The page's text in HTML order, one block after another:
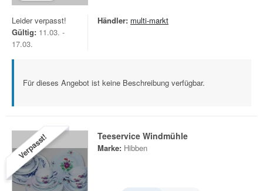
Leider verpasst!
Gültig: 11.03. -
17.03.
Händler: multi-markt
Für dieses Angebot ist keine Beschreibung verfügbar.
Verpasst! Teeservice Windmühle
Marke: Hibben